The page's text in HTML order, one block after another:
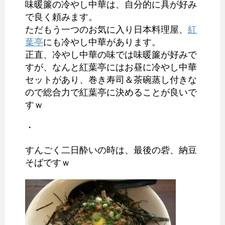
味暖簾の冷やし中華は、自分的に具が好み
で良く頼みます。
ただもう一つのお気に入り日本料理屋、 紅
葉亭にも冷やし中華があります。
正直、冷やし中華の味では味暖簾が好みで
すが、なんと紅葉亭にはお昼に冷やし中華
セットがあり、巻き寿司＆茶碗蒸し付きな
ので総合力で紅葉亭に決めることが良いで
すｗ
・
すんごく二日酔いの時は、最後の砦、納豆
そばですｗ